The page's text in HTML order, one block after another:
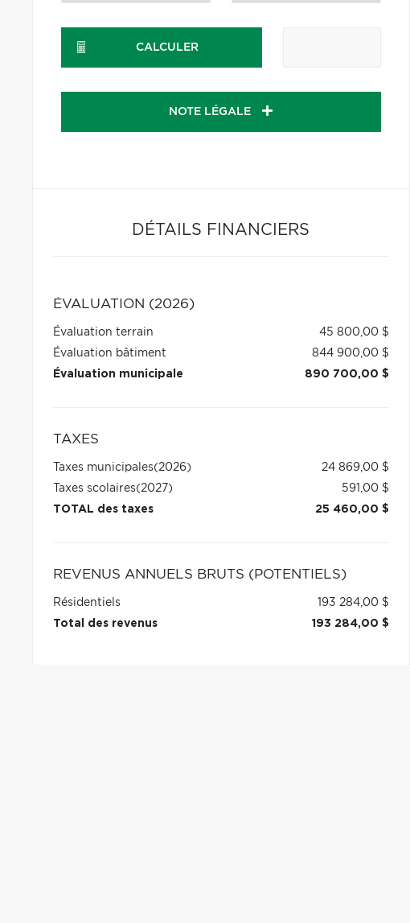
CALCULER
NOTE LÉGALE
DÉTAILS FINANCIERS
ÉVALUATION (2026)
Évaluation terrain
45 800,00 $
Évaluation bâtiment
844 900,00 $
Évaluation municipale
890 700,00 $
TAXES
Taxes municipales(2026)
24 869,00 $
Taxes scolaires(2027)
591,00 $
TOTAL des taxes
25 460,00 $
REVENUS ANNUELS BRUTS (POTENTIELS)
Résidentiels
193 284,00 $
Total des revenus
193 284,00 $